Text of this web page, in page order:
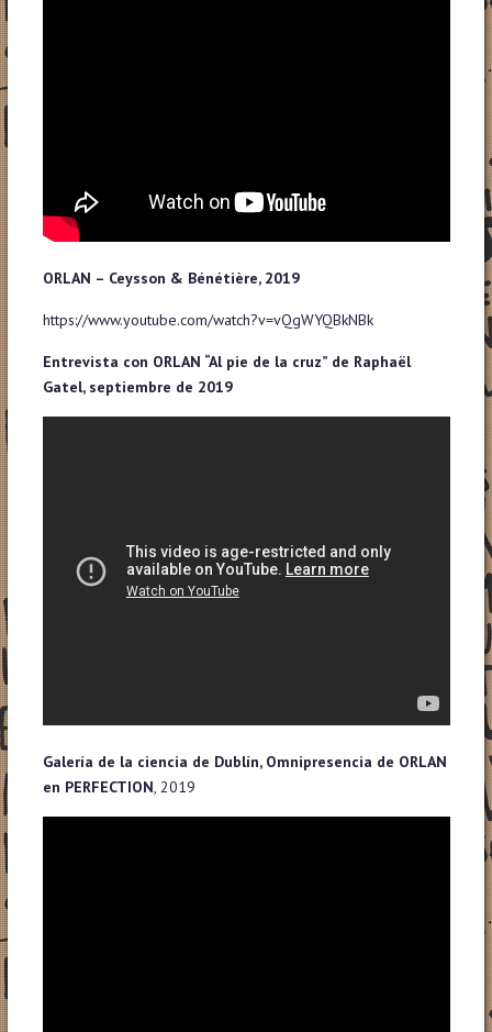
ORLAN – Ceysson & Bénétière, 2019
https://www.youtube.com/watch?v=vQgWYQBkNBk
Entrevista con ORLAN “Al pie de la cruz” de Raphaël
Gatel, septiembre de 2019
Galería de la ciencia de Dublín, Omnipresencia de ORLAN
en PERFECTION, 2019